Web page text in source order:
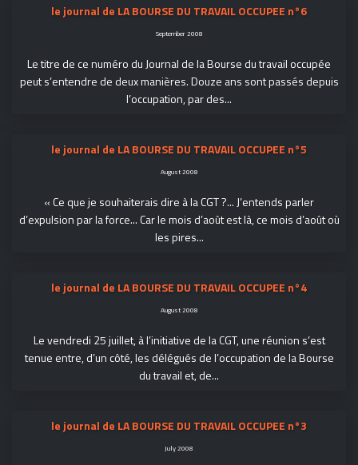
le journal de LA BOURSE DU TRAVAIL OCCUPEE n°6
September 2008
Le titre de ce numéro du Journal de la Bourse du travail occupée
peut s’entendre de deux manières. Douze ans sont passés depuis
l’occupation, par des...
le journal de LA BOURSE DU TRAVAIL OCCUPEE n°5
August 2008
« Ce que je souhaiterais dire à la CGT ?... J’entends parler
d’expulsion par la force... Car le mois d’août est là, ce mois d’août où
les pires...
le journal de LA BOURSE DU TRAVAIL OCCUPEE n°4
August 2008
Le vendredi 25 juillet, à l’initiative de la CGT, une réunion s’est
tenue entre, d’un côté, les délégués de l’occupation de la Bourse
du travail et, de...
le journal de LA BOURSE DU TRAVAIL OCCUPEE n°3
July 2008